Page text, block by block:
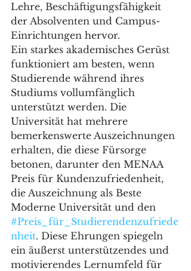
Lehre, Beschäftigungsfähigkeit
der Absolventen und Campus-
Einrichtungen hervor.
Ein starkes akademisches Gerüst
funktioniert am besten, wenn
Studierende während ihres
Studiums vollumfänglich
unterstützt werden. Die
Universität hat mehrere
bemerkenswerte Auszeichnungen
erhalten, die diese Fürsorge
betonen, darunter den MENAA
Preis für Kundenzufriedenheit,
die Auszeichnung als Beste
Moderne Universität und den
#Preis_für_Studierendenzufriede
nheit. Diese Ehrungen spiegeln
ein äußerst unterstützendes und
motivierendes Lernumfeld für